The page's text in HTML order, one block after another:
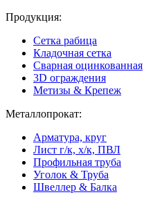
Продукция:
Сетка рабица
Кладочная сетка
Сварная оцинкованная
3D ограждения
Метизы & Крепеж
Металлопрокат:
Арматура, круг
Лист г/к, х/к, ПВЛ
Профильная труба
Уголок & Труба
Швеллер & Балка